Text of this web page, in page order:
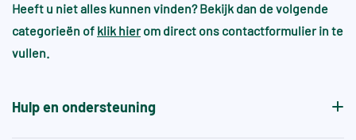
Heeft u niet alles kunnen vinden? Bekijk dan de volgende
categorieën of klik hier om direct ons contactformulier in te
vullen.
Hulp en ondersteuning